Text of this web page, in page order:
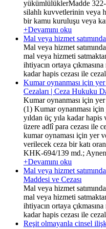
yükümlülüklerMadde
silahlı kuvvetlerinin veya
bir kamu kuruluşu veya
+Devamını oku
Mal veya hizmet
Mal veya hizmet
mal veya hizmeti
ihtiyacın ortaya
kadar hapis cezası ile
Kumar oynanması için
Cezaları | Ceza Hukuku
Kumar oynanması için
(1) Kumar oynanması
yıldan üç yıla kadar
üzere adlî para cezası ile
kumar oynaması için yer
verilecek ceza bir katı
KHK-694/139 md.;
+Devamını oku
Mal veya hizmet
Maddesi ve Cezası
Mal veya hizmet
mal veya hizmeti
ihtiyacın ortaya
kadar hapis cezası ile
Reşit olmayanla cinsel